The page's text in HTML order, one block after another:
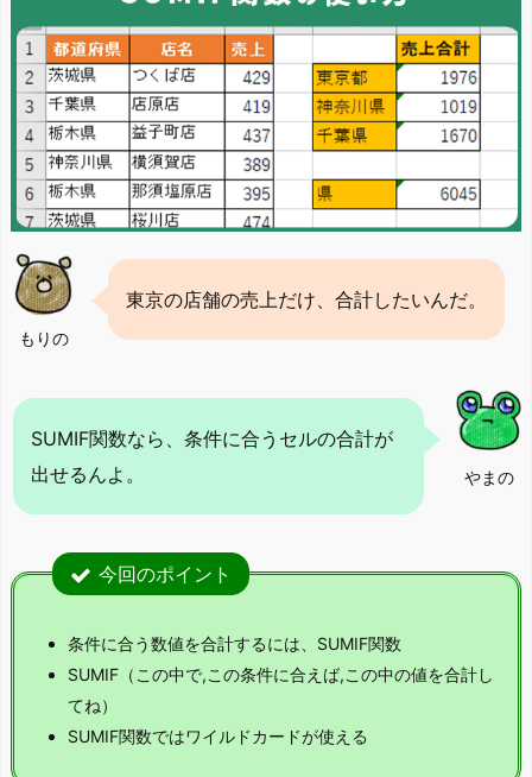
もりの
東京の店舗の売上だけ、合計したいんだ。
やまの
SUMIF関数なら、条件に合うセルの合計が
出せるんよ。
今回のポイント
条件に合う数値を合計するには、SUMIF関数
SUMIF（この中で,この条件に合えば,この中の値を合計し
てね）
SUMIF関数ではワイルドカードが使える